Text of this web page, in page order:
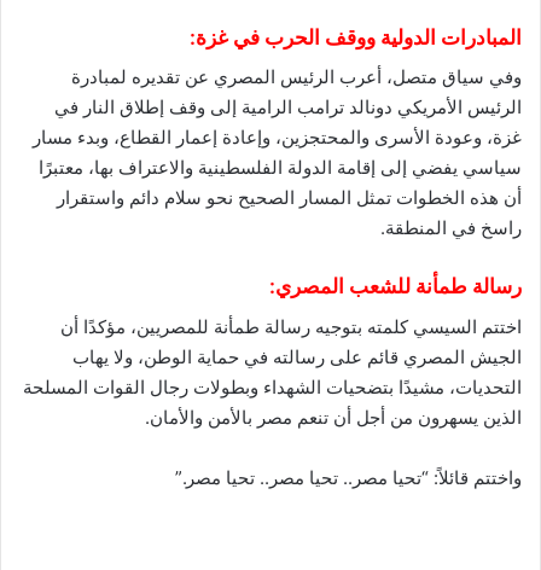
المبادرات الدولية ووقف الحرب في غزة:
وفي سياق متصل، أعرب الرئيس المصري عن تقديره لمبادرة
الرئيس الأمريكي دونالد ترامب الرامية إلى وقف إطلاق النار في
غزة، وعودة الأسرى والمحتجزين، وإعادة إعمار القطاع، وبدء مسار
سياسي يفضي إلى إقامة الدولة الفلسطينية والاعتراف بها، معتبرًا
أن هذه الخطوات تمثل المسار الصحيح نحو سلام دائم واستقرار
راسخ في المنطقة.
رسالة طمأنة للشعب المصري:
اختتم السيسي كلمته بتوجيه رسالة طمأنة للمصريين، مؤكدًا أن
الجيش المصري قائم على رسالته في حماية الوطن، ولا يهاب
التحديات، مشيدًا بتضحيات الشهداء وبطولات رجال القوات المسلحة
الذين يسهرون من أجل أن تنعم مصر بالأمن والأمان.
واختتم قائلاً: “تحيا مصر.. تحيا مصر.. تحيا مصر.”